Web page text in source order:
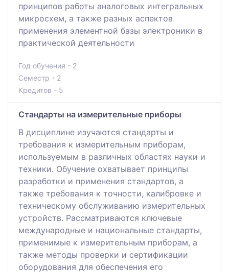
принципов работы аналоговых интегральных
микросхем, а также разных аспектов
применения элементной базы электроники в
практической деятельности
Год обучения - 2
Семестр - 2
Кредитов - 5
Стандарты на измерительные приборы
В дисциплине изучаются стандарты и
требования к измерительным приборам,
используемым в различных областях науки и
техники. Обучение охватывает принципы
разработки и применения стандартов, а
также требования к точности, калибровке и
техническому обслуживанию измерительных
устройств. Рассматриваются ключевые
международные и национальные стандарты,
применимые к измерительным приборам, а
также методы проверки и сертификации
оборудования для обеспечения его